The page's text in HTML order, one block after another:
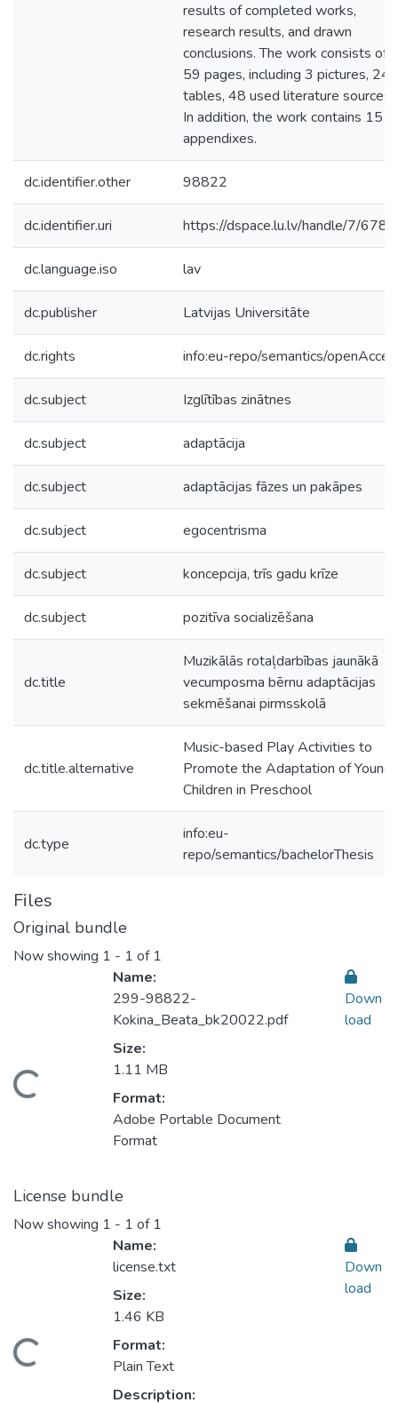
results of completed works,
research results, and drawn
conclusions. The work consists of
59 pages, including 3 pictures, 24
tables, 48 used literature sources.
In addition, the work contains 15
appendixes.
dc.identifier.other 98822
dc.identifier.uri https://dspace.lu.lv/handle/7/
dc.language.iso lav
dc.publisher Latvijas Universitāte
dc.rights info:eu-repo/semantics/
dc.subject Izglītības zinātnes
dc.subject adaptācija
dc.subject adaptācijas fāzes un pakāpes
dc.subject egocentrisma
dc.subject koncepcija, trīs gadu krīze
dc.subject pozitīva socializēšana
dc.title
Muzikālās rotaļdarbības jaunākā
vecumposma bērnu adaptācijas
sekmēšanai pirmsskolā
dc.title.alternative
Music-based Play Activities to
Promote the Adaptation of
Children in Preschool
dc.type
info:eu-
repo/semantics/bachelorThesis
Files
Original bundle
Now showing 1 - 1 of 1
Name:
299-98822-
Kokina_Beata_bk20022.pdf
Size:
1.11 MB
Format:
Adobe Portable Document
Format
Down
load
License bundle
Now showing 1 - 1 of 1
Name:
license.txt
Size:
1.46 KB
Format:
Plain Text
Description:
Down
load